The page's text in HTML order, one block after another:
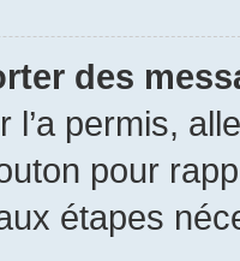
des
l’a permis,
pour
étapes